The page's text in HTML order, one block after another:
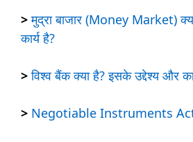
>मुद्रा बाजार (Money Market)
कार्य है?
>विश्व बैंक क्या है? इसके उद्देश्य और
> Negotiable Instruments Act